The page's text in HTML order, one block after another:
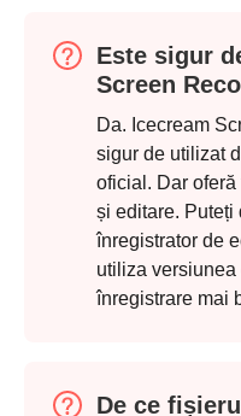
Este sigur
Screen
Da. Icecream
sigur de utilizat
oficial. Dar
și editare. Puteți
înregistrator de
utiliza
înregistrare mai
De ce